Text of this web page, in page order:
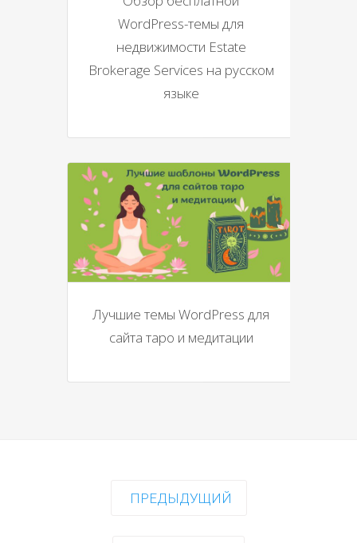
WordPress-темы для
недвижимости Estate
Brokerage Services на русском
языке
Лучшие темы WordPress для
сайта таро и медитации
ПРЕДЫДУЩИЙ